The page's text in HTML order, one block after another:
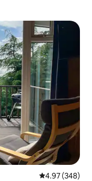
Calificación
4.97 (348)